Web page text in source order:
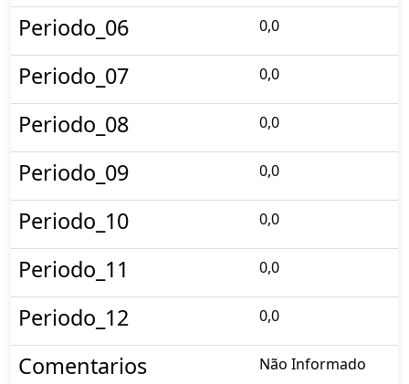
Periodo_06 0,0
Periodo_07 0,0
Periodo_08 0,0
Periodo_09 0,0
Periodo_10 0,0
Periodo_11 0,0
Periodo_12 0,0
Comentarios Não Informado